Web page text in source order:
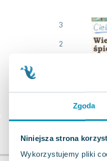
Zgoda
Niniejsza strona
Wykorzystujemy pliki
3
2